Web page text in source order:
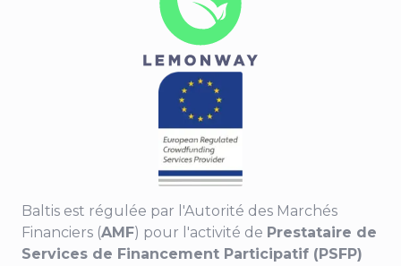
Baltis est régulée par l'Autorité des Marchés
Financiers (AMF) pour l'activité de Prestataire de
Services de Financement Participatif (PSFP)